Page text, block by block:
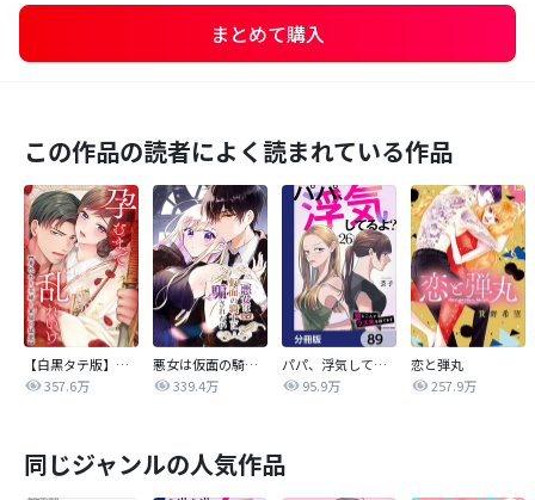
まとめて購入
この作品の読者によく読まれている作品
【白黒タテ版】孕むまで乱れいけ～身代わり花嫁と軍服の猛愛
357.6万
悪女は仮面の騎士に騙されない
339.4万
パパ、浮気してるよ？娘と二人でクズ夫を捨てます【分冊版】
95.9万
恋と弾丸
257.9万
同じジャンルの人気作品